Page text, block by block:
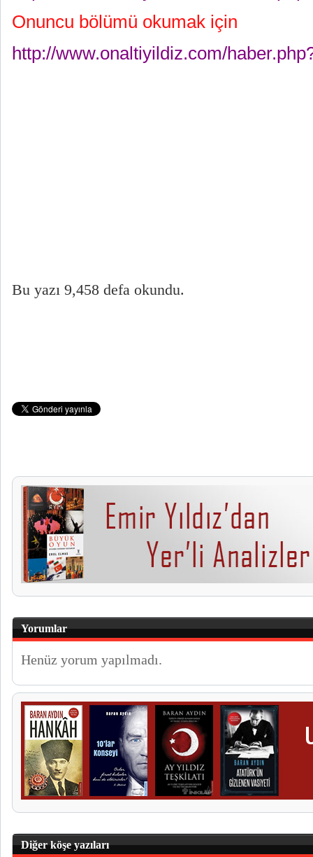
Onuncu bölümü okumak için
http://www.onaltiyildiz.com/
Bu yazı 9,458 defa okundu.
Yorumlar
Henüz yorum yapılmadı.
Diğer köşe yazıları